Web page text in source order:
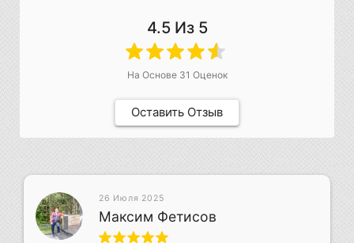
4.5Из 5
На Основе 31 Оценок
Оставить Отзыв
26 Июля 2025
Максим Фетисов